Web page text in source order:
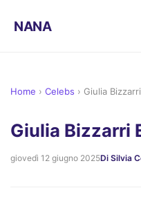
NANA
Home › Celebs › Giulia
Giulia Bizzarri
giovedì 12 giugno 2025Di Silvia